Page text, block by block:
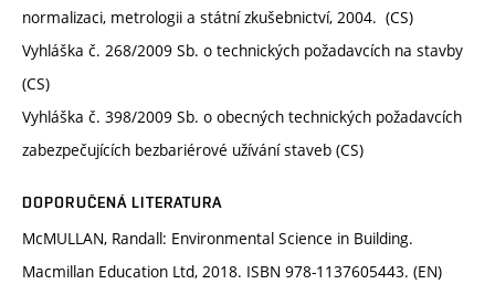
normalizaci, metrologii a státní zkušebnictví, 2004. (CS)
Vyhláška č. 268/2009 Sb. o technických požadavcích na stavby
(CS)
Vyhláška č. 398/2009 Sb. o obecných technických požadavcích
zabezpečujících bezbariérové užívání staveb (CS)
DOPORUČENÁ LITERATURA
McMULLAN, Randall: Environmental Science in Building.
Macmillan Education Ltd, 2018. ISBN 978-1137605443. (EN)